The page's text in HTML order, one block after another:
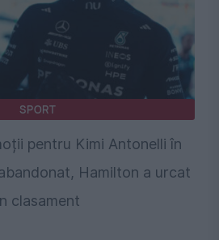
SPORT
pentru Kimi Antonelli în
Hamilton a urcat
clasament